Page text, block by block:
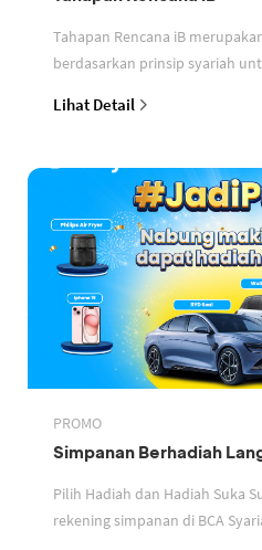
Tahapan Rencana iB
berdasarkan prinsip syariah
Lihat Detail
PROMO
Simpanan Berhadiah
Pilih Hadiah dan Hadiah Suka
rekening simpanan di BCA